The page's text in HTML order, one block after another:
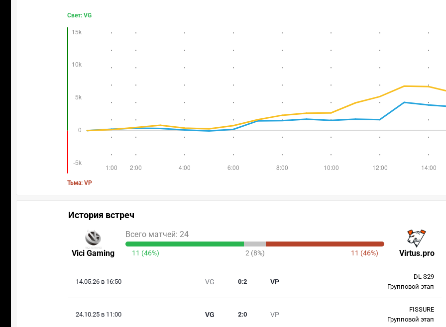
Свет: VG
Тьма: VP
История встреч
Vici Gaming Virtus.pro
Всего матчей: 24
11 (46%) 2 (8%) 11 (46%)
14.05.26 в 16:50 VG VP
0:2
DL S29
Групповой этап
24.10.25 в 11:00 VG VP
2:0
FISSURE
Групповой этап